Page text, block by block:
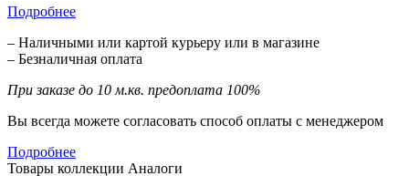
Подробнее
– Наличными или картой курьеру или в магазине
– Безналичная оплата
При заказе до 10 м.кв. предоплата 100%
Вы всегда можете согласовать способ оплаты с менеджером
Подробнее
Товары коллекции Аналоги